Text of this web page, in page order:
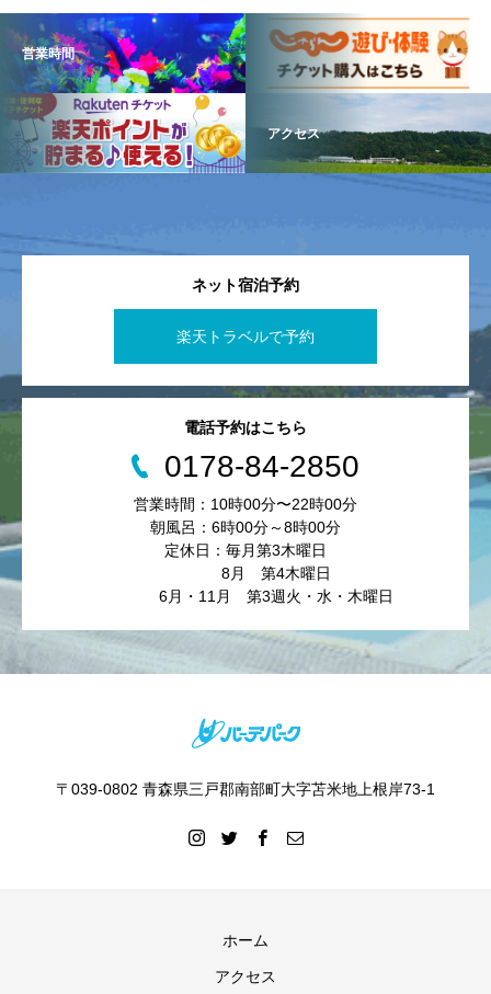
営業時間
アクセス
ネット宿泊予約
楽天トラベルで予約
電話予約はこちら
0178-84-2850
営業時間：10時00分〜22時00分
朝風呂：6時00分～8時00分
定休日：毎月第3木曜日
8月 第4木曜日
6月・11月 第3週火・水・木曜日
〒039-0802 青森県三戸郡南部町大字苫米地上根岸73-1
ホーム
アクセス